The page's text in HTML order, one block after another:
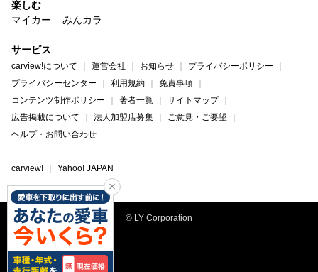
楽しむ
マイカー
みんカラ
サービス
carview!について 運営会社 お知らせ
プライバシーポリシー
プライバシーセンター
利用規約
免責事項
コンテンツ制作ポリシー
著者一覧
サイトマップ
広告掲載について
法人加盟店募集
ご意見・ご要望
ヘルプ・お問い合わせ
carview! Yahoo! JAPAN
© LY Corporation